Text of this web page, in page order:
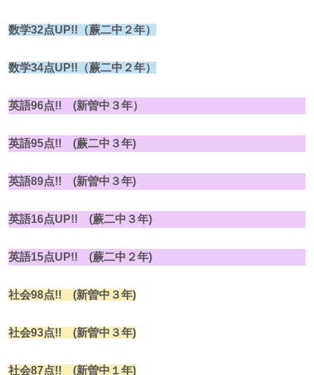
数学32点UP!!（蕨二中２年）
数学34点UP!!（蕨二中２年）
英語96点!! (新曽中３年）
英語95点!! (蕨二中３年)
英語89点!! (新曽中３年)
英語16点UP!! (蕨二中３年)
英語15点UP!! (蕨二中２年)
社会98点!! (新曽中３年)
社会93点!! (新曽中３年)
社会87点!! (新曽中１年)